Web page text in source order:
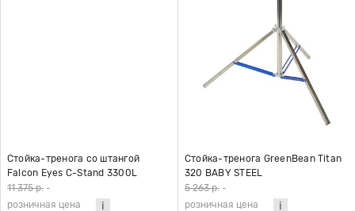
Стойка-тренога со штангой
Falcon Eyes C-Stand 3300L
11 375 р. -
розничная цена
Стойка-тренога GreenBean Titan
320 BABY STEEL
5 263 р. -
розничная цена